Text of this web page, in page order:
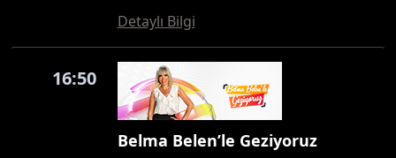
Detaylı Bilgi
16:50
Belma Belen’le Geziyoruz